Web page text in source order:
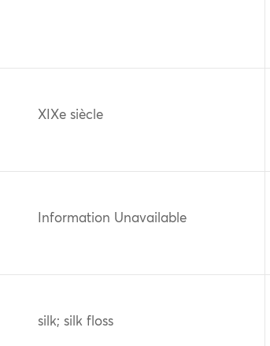
XIXe siècle
Information Unavailable
silk; silk floss